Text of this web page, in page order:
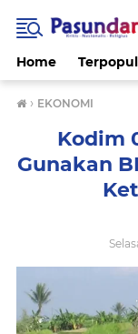
Home
› EKONOMI
Kodim
Gunakan